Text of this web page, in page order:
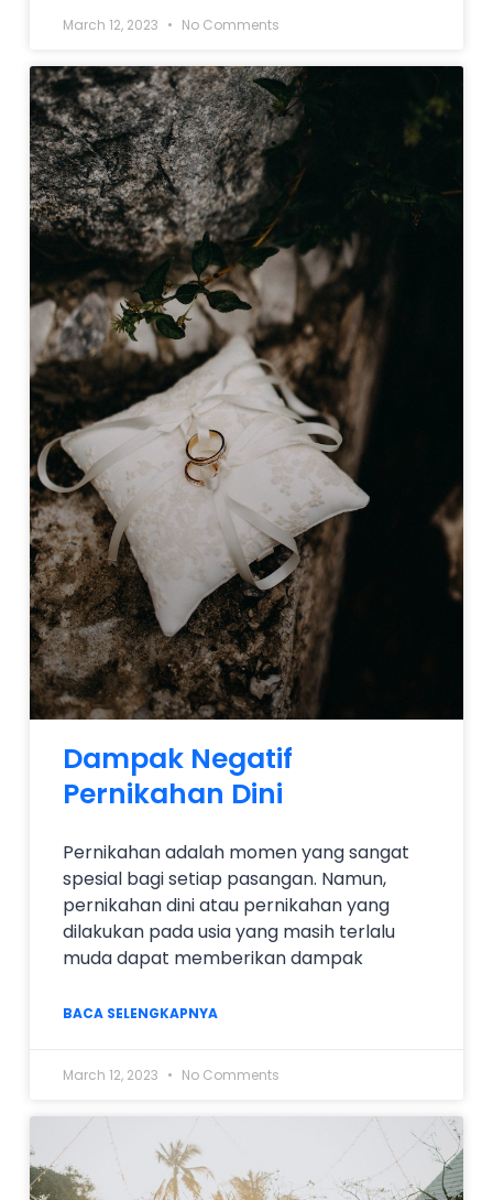
March 12, 2023 No Comments
Dampak Negatif
Pernikahan Dini
Pernikahan adalah momen yang sangat
spesial bagi setiap pasangan. Namun,
pernikahan dini atau pernikahan yang
dilakukan pada usia yang masih terlalu
muda dapat memberikan dampak
BACA SELENGKAPNYA
March 12, 2023 No Comments